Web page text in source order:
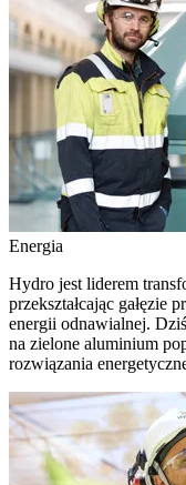
Energia
Hydro jest liderem
przekształcając gałęzie
energii odnawialnej.
na zielone aluminium
rozwiązania